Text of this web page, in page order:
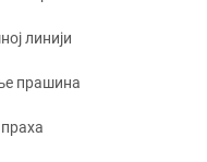
линији
прашина